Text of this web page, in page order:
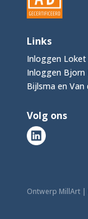
Links
Inloggen Loket
Inloggen Bjorn
Bijlsma en Van
Volg ons
Ontwerp MillArt |